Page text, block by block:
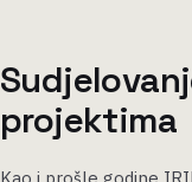
projektima